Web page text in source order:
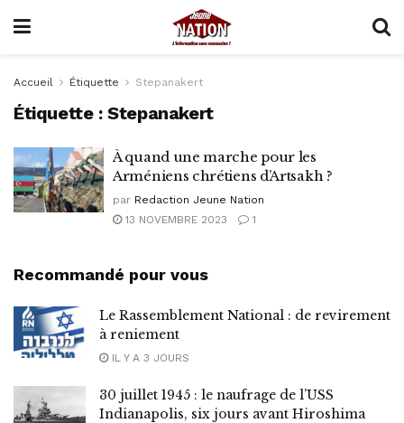
Accueil Étiquette Stepanakert
Étiquette :Stepanakert
À quand une marche pour les
Arméniens chrétiens d’Artsakh ?
par Redaction Jeune Nation
13 NOVEMBRE 2023
1
Recommandé pour vous
Le Rassemblement National : de revirement
à reniement
IL Y A 3 JOURS
30 juillet 1945 : le naufrage de l’USS
Indianapolis, six jours avant Hiroshima